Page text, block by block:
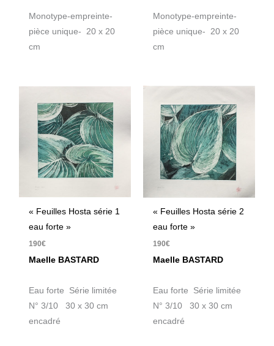
Monotype-empreinte-
pièce unique- 20 x 20
cm
Monotype-empreinte-
pièce unique- 20 x 20
cm
« Feuilles Hosta série 1
eau forte »
190€
Maelle BASTARD
Eau forte Série limitée
N° 3/10 30 x 30 cm
encadré
« Feuilles Hosta série 2
eau forte »
190€
Maelle BASTARD
Eau forte Série limitée
N° 3/10 30 x 30 cm
encadré